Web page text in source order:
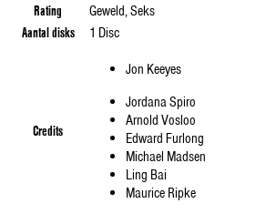
Rating
Geweld, Seks
Aantal disks
1 Disc
Credits
Jon Keeyes
Jordana Spiro
Arnold Vosloo
Edward Furlong
Michael Madsen
Ling Bai
Maurice Ripke